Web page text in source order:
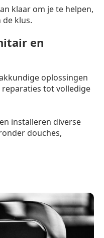
klaar om je te helpen,
klus.
en
oplossingen
reparaties tot volledige
installeren diverse
douches,